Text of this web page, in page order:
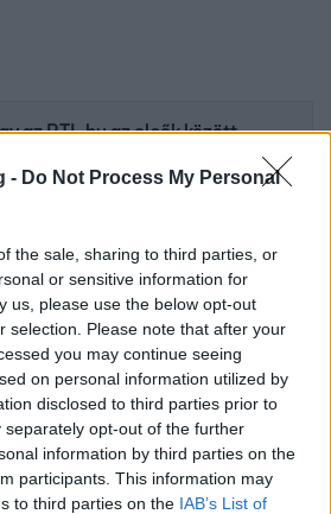
- Do Not Process My Personal
the sale, sharing to third parties, or
or sensitive information for
us, please use the below opt-out
selection. Please note that after your
you may continue seeing
on personal information utilized by
disclosed to third parties prior to
separately opt-out of the further
information by third parties on the
participants. This information may
to third parties on the IAB’s List of
az RTL.hu az elsők között
értesülj a friss hírekről a